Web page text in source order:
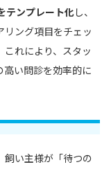
テンプレート化し、
リング項目をチェッ
れにより、スタッ
高い問診を効率的に
飼い主様が「待つの